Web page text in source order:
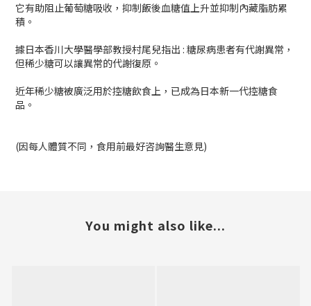
它有助阻止葡萄糖吸收，抑制飯後血糖值上升並抑制內藏脂肪累
積。
據日本香川大學醫學部教授村尾兒指出 : 糖尿病患者有代謝異常，
但稀少糖可以讓異常的代謝復原。
近年稀少糖被廣泛用於控糖飲食上，已成為日本新一代控糖食
品。
(因每人體質不同，食用前最好咨詢醫生意見)
You might also like...